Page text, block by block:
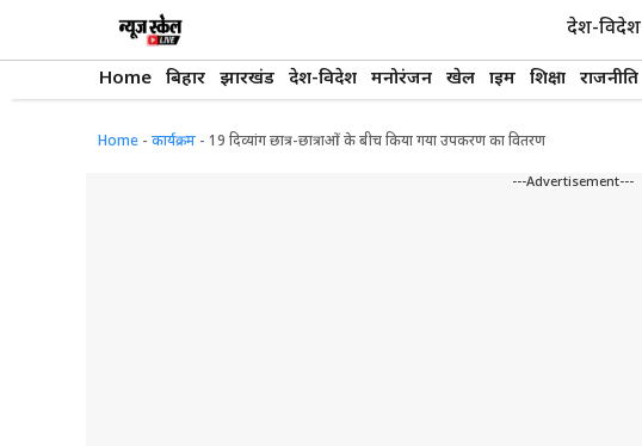
देश-विदेश
Home बिहार झारखंड देश-विदेश मनोरंजन खेल क्राइम शिक्षा राजनीति
Home - कार्यक्रम - 19 दिव्यांग छात्र-छात्राओं के बीच किया गया उपकरण का वितरण
---Advertisement---